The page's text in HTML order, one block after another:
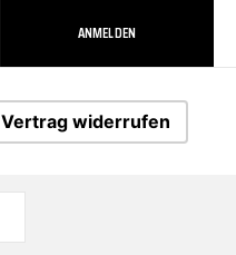
ANMELDEN
Vertrag widerrufen